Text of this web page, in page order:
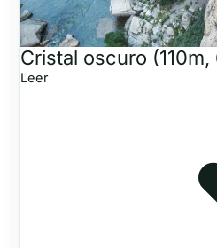
Cristal oscuro
Leer